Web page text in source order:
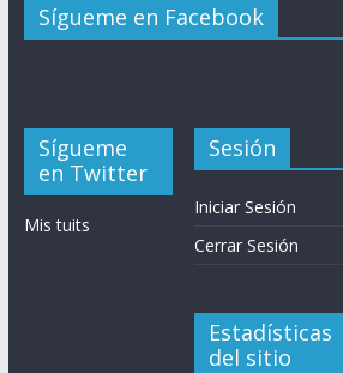
Sígueme en Facebook
Sígueme
en Twitter
Mis tuits
Sesión
Iniciar Sesión
Cerrar Sesión
Estadísticas
del sitio